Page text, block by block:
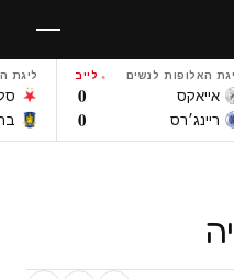
האלופות לנשים לייב
אייאקס 0
ריינג׳רס 0
ליגת